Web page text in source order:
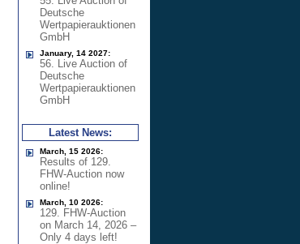
Deutsche
Wertpapierauktionen
GmbH
January, 14 2027:
56. Live Auction of
Deutsche
Wertpapierauktionen
GmbH
Latest News:
March, 15 2026:
Results of 129.
FHW-Auction now
online!
March, 10 2026:
129. FHW-Auction
on March 14, 2026 –
Only 4 days left!